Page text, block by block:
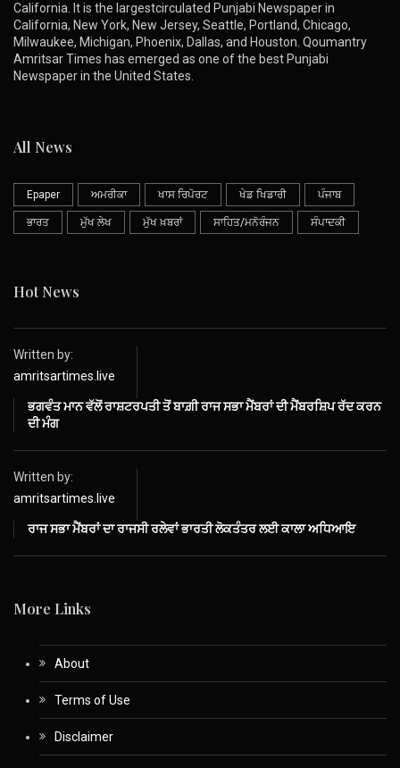
California. It is the largestcirculated Punjabi Newspaper in
California, New York, New Jersey, Seattle, Portland, Chicago,
Milwaukee, Michigan, Phoenix, Dallas, and Houston. Qoumantry
Amritsar Times has emerged as one of the best Punjabi
Newspaper in the United States.
All News
Epaper ਅਮਰੀਕਾ ਖਾਸ ਰਿਪੋਰਟ ਖੇਡ ਖਿਡਾਰੀ ਪੰਜਾਬ
ਭਾਰਤ ਮੁੱਖ ਲੇਖ ਮੁੱਖ ਖ਼ਬਰਾਂ ਸਾਹਿਤ/ਮਨੋਰੰਜਨ ਸੰਪਾਦਕੀ
Hot News
Written by:
amritsartimes.live
ਭਗਵੰਤ ਮਾਨ ਵੱਲੋਂ ਰਾਸ਼ਟਰਪਤੀ ਤੋਂ ਬਾਗ਼ੀ ਰਾਜ ਸਭਾ ਮੈਂਬਰਾਂ ਦੀ ਮੈਂਬਰਸ਼ਿਪ ਰੱਦ ਕਰਨ
ਦੀ ਮੰਗ
Written by:
amritsartimes.live
ਰਾਜ ਸਭਾ ਮੈਂਬਰਾਂ ਦਾ ਰਾਜਸੀ ਰਲੇਵਾਂ ਭਾਰਤੀ ਲੋਕਤੰਤਰ ਲਈ ਕਾਲਾ ਅਧਿਆਇ
More Links
About
Terms of Use
Disclaimer